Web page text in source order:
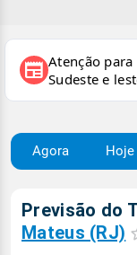
newspaper Atenção
Sudeste e
Agora Hoje
Previsão do
Mateus (RJ)